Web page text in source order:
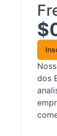
dos